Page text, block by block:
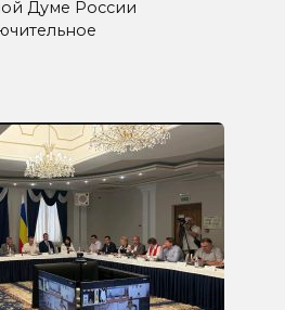
Думе России